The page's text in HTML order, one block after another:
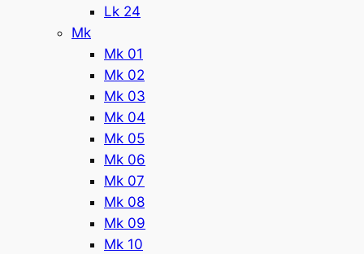
Lk 24
Mk
Mk 01
Mk 02
Mk 03
Mk 04
Mk 05
Mk 06
Mk 07
Mk 08
Mk 09
Mk 10